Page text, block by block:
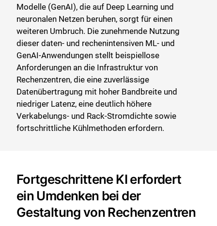
Modelle (GenAI), die auf Deep Learning und
neuronalen Netzen beruhen, sorgt für einen
weiteren Umbruch. Die zunehmende Nutzung
dieser daten- und rechenintensiven ML- und
GenAI-Anwendungen stellt beispiellose
Anforderungen an die Infrastruktur von
Rechenzentren, die eine zuverlässige
Datenübertragung mit hoher Bandbreite und
niedriger Latenz, eine deutlich höhere
Verkabelungs- und Rack-Stromdichte sowie
fortschrittliche Kühlmethoden erfordern.
Fortgeschrittene KI erfordert
ein Umdenken bei der
Gestaltung von Rechenzentren